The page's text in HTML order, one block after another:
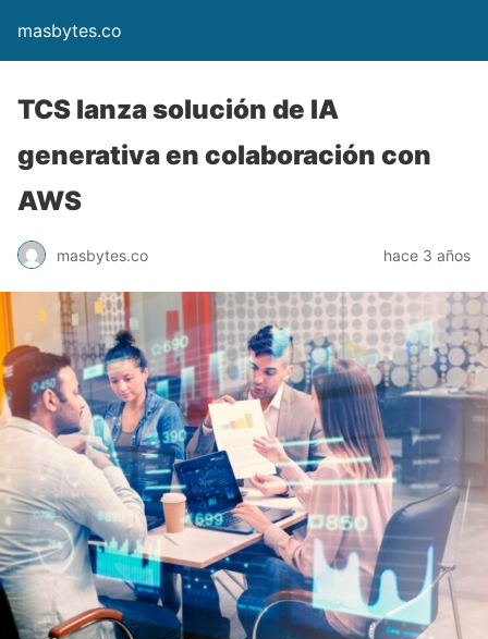
masbytes.co
TCS lanza solución de IA
generativa en colaboración con
AWS
masbytes.co hace 3 años